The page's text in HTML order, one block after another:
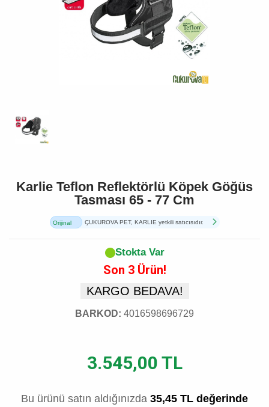
Karlie Teflon Reflektörlü Köpek Göğüs
Tasması 65 - 77 Cm
Orijinal
ÇUKUROVA PET, KARLIE yetkili satıcısıdır.
Stokta Var
Son 3 Ürün!
KARGO BEDAVA!
BARKOD: 4016598696729
3.545,00 TL
Bu ürünü satın aldığınızda 35,45 TL değerinde